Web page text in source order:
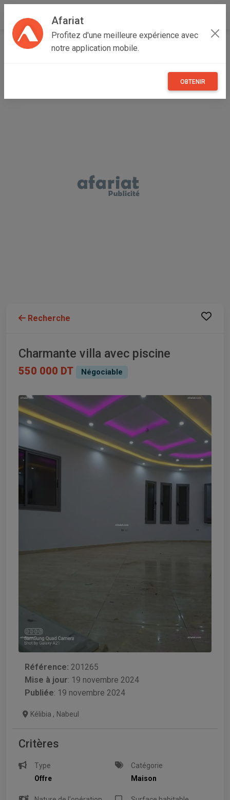
Afariat
Profitez d'une meilleure expérience avec
notre application mobile.
OBTENIR
Accueil Immobilier Cap bon - Sahel
Recherche
Charmante villa avec piscine
550 000 DT Négociable
Référence: 201265
Mise à jour: 19 novembre 2024
Publiée: 19 novembre 2024
Kélibia , Nabeul
Critères
Type
Offre
Catégorie
Maison